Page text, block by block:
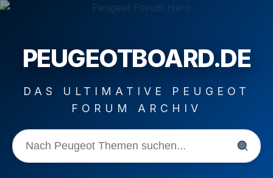
PEUGEOTBOARD.DE
DAS ULTIMATIVE PEUGEOT
FORUM ARCHIV